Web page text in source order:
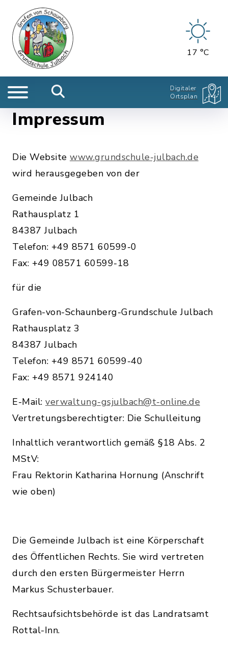
17 °C
Digitaler
Ortsplan
Impressum
Die Website www.grundschule-julbach.de
wird herausgegeben von der
Gemeinde Julbach
Rathausplatz 1
84387 Julbach
Telefon: +49 8571 60599-0
Fax: +49 08571 60599-18
für die
Grafen-von-Schaunberg-Grundschule Julbach
Rathausplatz 3
84387 Julbach
Telefon: +49 8571 60599-40
Fax: +49 8571 924140
E-Mail: verwaltung-gsjulbach@t-online.de
Vertretungsberechtigter: Die Schulleitung
Inhaltlich verantwortlich gemäß §18 Abs. 2
MStV:
Frau Rektorin Katharina Hornung (Anschrift
wie oben)
Die Gemeinde Julbach ist eine Körperschaft
des Öffentlichen Rechts. Sie wird vertreten
durch den ersten Bürgermeister Herrn
Markus Schusterbauer.
Rechtsaufsichtsbehörde ist das Landratsamt
Rottal-Inn.